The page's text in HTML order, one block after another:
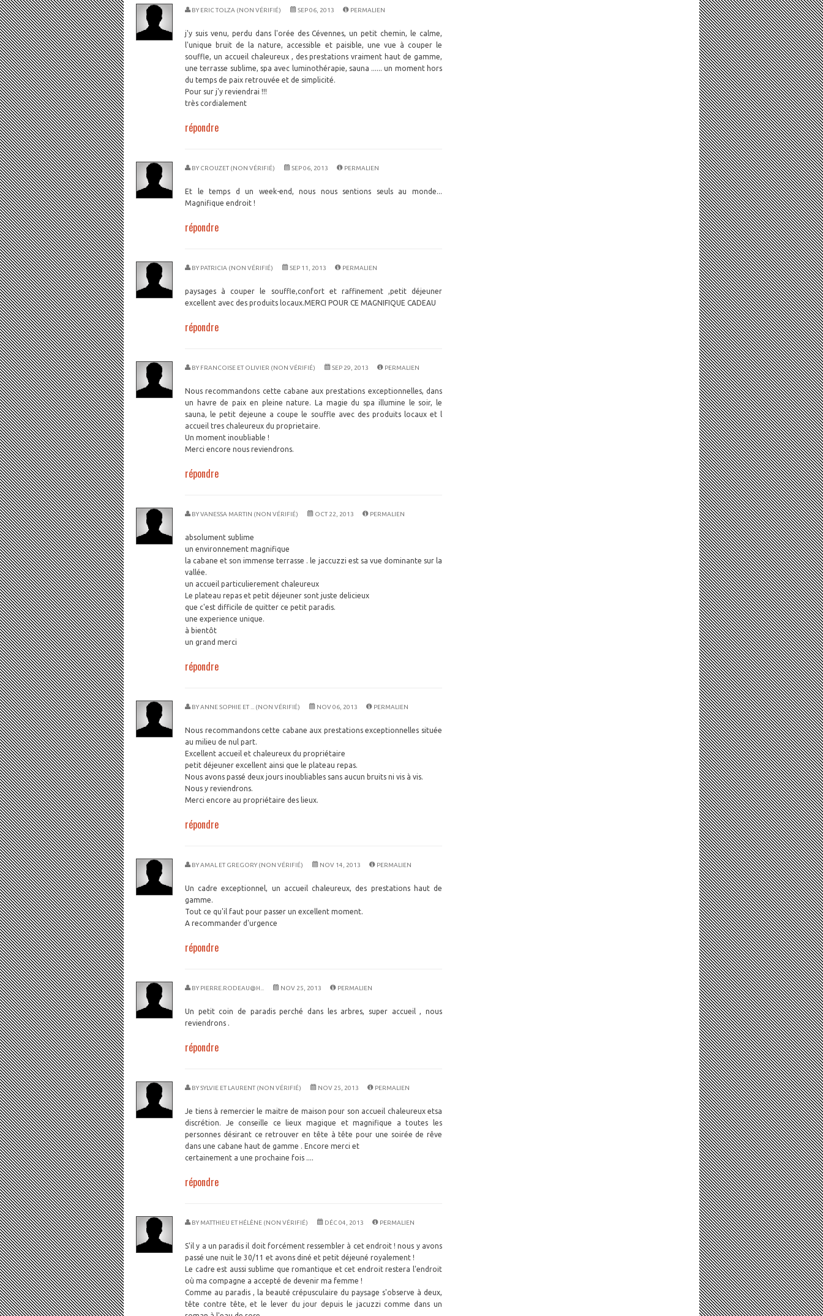
BY ERIC TOLZA (NON VÉRIFIÉ) SEP 06, 2013 PERMALIEN
j'y suis venu, perdu dans l'orée des Cévennes, un petit chemin, le calme,
l'unique bruit de la nature, accessible et paisible, une vue à couper le
souffle, un accueil chaleureux , des prestations vraiment haut de gamme,
une terrasse sublime, spa avec luminothérapie, sauna ...... un moment hors
du temps de paix retrouvée et de simplicité.
Pour sur j'y reviendrai !!!
très cordialement
répondre
BY CROUZET (NON VÉRIFIÉ) SEP 06, 2013 PERMALIEN
Et le temps d un week-end, nous nous sentions seuls au monde...
Magnifique endroit !
répondre
BY PATRICIA (NON VÉRIFIÉ) SEP 11, 2013 PERMALIEN
paysages à couper le souffle,confort et raffinement ,petit déjeuner
excellent avec des produits locaux.MERCI POUR CE MAGNIFIQUE CADEAU
répondre
BY FRANCOISE ET OLIVIER (NON VÉRIFIÉ) SEP 29, 2013 PERMALIEN
Nous recommandons cette cabane aux prestations exceptionnelles, dans
un havre de paix en pleine nature. La magie du spa illumine le soir, le
sauna, le petit dejeune a coupe le souffle avec des produits locaux et l
accueil tres chaleureux du proprietaire.
Un moment inoubliable !
Merci encore nous reviendrons.
répondre
BYVANESSA MARTIN (NON VÉRIFIÉ) OCT 22, 2013 PERMALIEN
absolument sublime
un environnement magnifique
la cabane et son immense terrasse . le jaccuzzi est sa vue dominante sur la
vallée.
un accueil particulierement chaleureux
Le plateau repas et petit déjeuner sont juste delicieux
que c'est difficile de quitter ce petit paradis.
une experience unique.
à bientôt
un grand merci
répondre
BYANNE SOPHIE ET ... (NON VÉRIFIÉ) NOV 06, 2013 PERMALIEN
Nous recommandons cette cabane aux prestations exceptionnelles située
au milieu de nul part.
Excellent accueil et chaleureux du propriétaire
petit déjeuner excellent ainsi que le plateau repas.
Nous avons passé deux jours inoubliables sans aucun bruits ni vis à vis.
Nous y reviendrons.
Merci encore au propriétaire des lieux.
répondre
BYAMAL ET GREGORY (NON VÉRIFIÉ) NOV 14, 2013 PERMALIEN
Un cadre exceptionnel, un accueil chaleureux, des prestations haut de
gamme.
Tout ce qu'il faut pour passer un excellent moment.
A recommander d'urgence
répondre
BY PIERRE.RODEAU@H... NOV 25, 2013 PERMALIEN
Un petit coin de paradis perché dans les arbres, super accueil , nous
reviendrons .
répondre
BYSYLVIE ET LAURENT (NON VÉRIFIÉ) NOV 25, 2013 PERMALIEN
Je tiens à remercier le maitre de maison pour son accueil chaleureux etsa
discrétion. Je conseille ce lieux magique et magnifique a toutes les
personnes désirant ce retrouver en tête à tête pour une soirée de rêve
dans une cabane haut de gamme . Encore merci et
certainement a une prochaine fois ....
répondre
BY MATTHIEU ET HÉLÈNE (NON VÉRIFIÉ) DÉC 04, 2013 PERMALIEN
S'il y a un paradis il doit forcément ressembler à cet endroit ! nous y avons
passé une nuit le 30/11 et avons diné et petit déjeuné royalement !
Le cadre est aussi sublime que romantique et cet endroit restera l'endroit
où ma compagne a accepté de devenir ma femme !
Comme au paradis , la beauté crépusculaire du paysage s'observe à deux,
tête contre tête, et le lever du jour depuis le jacuzzi comme dans un